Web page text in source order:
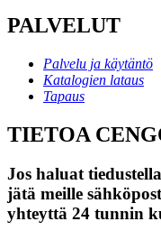
PALVELUT
Palvelu ja käytäntö
Katalogien lataus
Tapaus
TIETOA
Jos haluat
jätä meille
yhteyttä 24 tunnin